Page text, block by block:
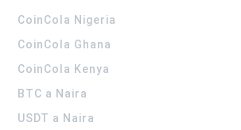
CoinCola Nigeria
CoinCola Ghana
CoinCola Kenya
BTC a Naira
USDT a Naira